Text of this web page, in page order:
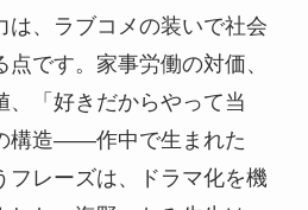
は、ラブコメの装いで社会
です。家事労働の対価、
、「好きだからやって当
構造——作中で生まれた
フレーズは、ドラマ化を機